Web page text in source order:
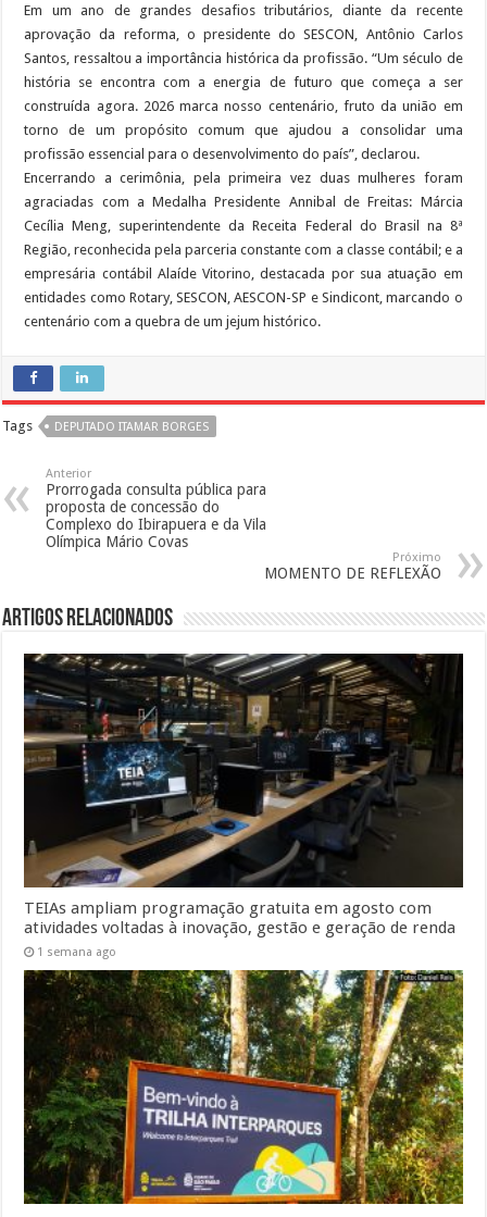
Em um ano de grandes desafios tributários, diante da recente
aprovação da reforma, o presidente do SESCON, Antônio Carlos
Santos, ressaltou a importância histórica da profissão. “Um século de
história se encontra com a energia de futuro que começa a ser
construída agora. 2026 marca nosso centenário, fruto da união em
torno de um propósito comum que ajudou a consolidar uma
profissão essencial para o desenvolvimento do país”, declarou.
Encerrando a cerimônia, pela primeira vez duas mulheres foram
agraciadas com a Medalha Presidente Annibal de Freitas: Márcia
Cecília Meng, superintendente da Receita Federal do Brasil na 8ª
Região, reconhecida pela parceria constante com a classe contábil; e a
empresária contábil Alaíde Vitorino, destacada por sua atuação em
entidades como Rotary, SESCON, AESCON-SP e Sindicont, marcando o
centenário com a quebra de um jejum histórico.
Tags DEPUTADO ITAMAR BORGES
Anterior
Prorrogada consulta pública para
proposta de concessão do
Complexo do Ibirapuera e da Vila
Olímpica Mário Covas
Próximo
MOMENTO DE REFLEXÃO
Artigos Relacionados
TEIAs ampliam programação gratuita em agosto com
atividades voltadas à inovação, gestão e geração de renda
1 semana ago